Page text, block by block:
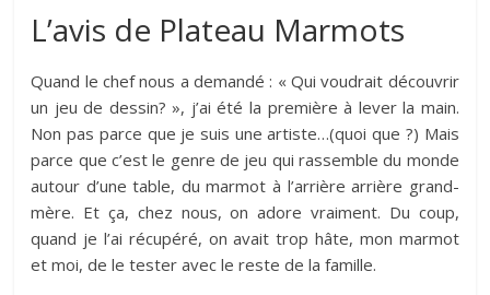
L’avis de Plateau Marmots
Quand le chef nous a demandé : « Qui voudrait découvrir
un jeu de dessin? », j’ai été la première à lever la main.
Non pas parce que je suis une artiste…(quoi que ?) Mais
parce que c’est le genre de jeu qui rassemble du monde
autour d’une table, du marmot à l’arrière arrière grand-
mère. Et ça, chez nous, on adore vraiment. Du coup,
quand je l’ai récupéré, on avait trop hâte, mon marmot
et moi, de le tester avec le reste de la famille.